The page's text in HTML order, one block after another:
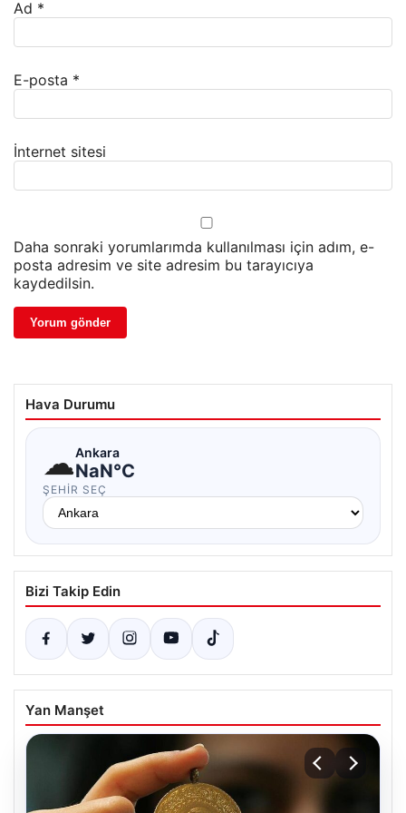
Ad *
E-posta *
İnternet sitesi
Daha sonraki yorumlarımda kullanılması için adım, e-
posta adresim ve site adresim bu tarayıcıya
kaydedilsin.
Hava Durumu
☁Ankara
NaN°C
ŞEHIR SEÇ
Bizi Takip Edin
Yan Manşet